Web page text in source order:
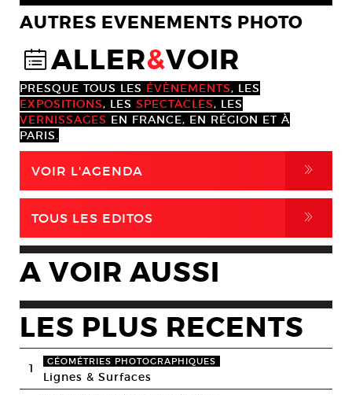
AUTRES EVENEMENTS PHOTO
@ALLER&VOIR
PRESQUE TOUS LES ÉVÈNEMENTS, LES
EXPOSITIONS, LES SPECTACLES, LES
VERNISSAGES EN FRANCE, EN RÉGION ET À
PARIS.
VOIR L'AGENDA ,
TOUS LES EDITOS ,
A VOIR AUSSI
LES PLUS RECENTS
1 GÉOMÉTRIES PHOTOGRAPHIQUES
Lignes & Surfaces